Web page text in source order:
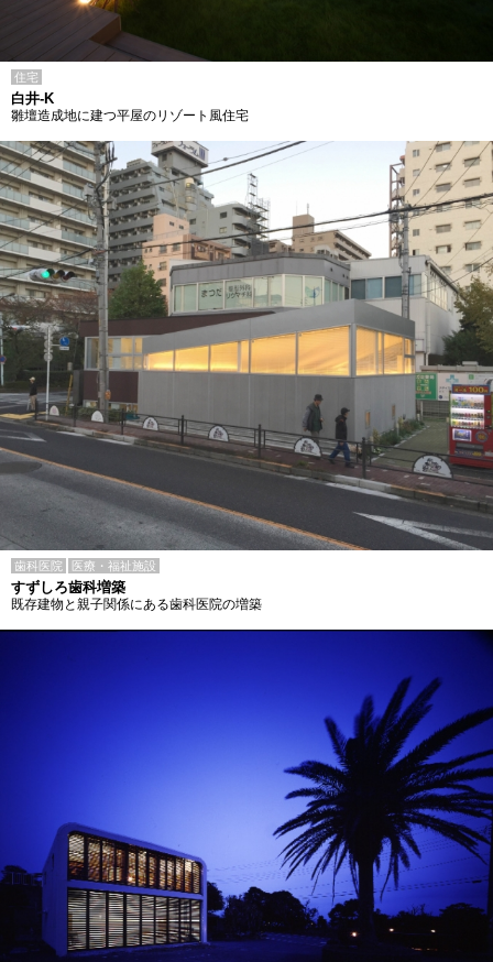
住宅
白井-K
雛壇造成地に建つ平屋のリゾート風住宅
歯科医院 医療・福祉施設
すずしろ歯科増築
既存建物と親子関係にある歯科医院の増築